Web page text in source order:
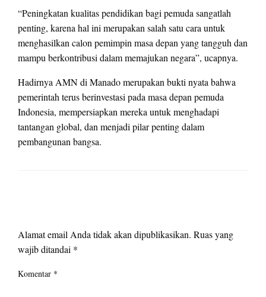
“Peningkatan kualitas pendidikan bagi pemuda sangatlah
penting, karena hal ini merupakan salah satu cara untuk
menghasilkan calon pemimpin masa depan yang tangguh dan
mampu berkontribusi dalam memajukan negara”, ucapnya.
Hadirnya AMN di Manado merupakan bukti nyata bahwa
pemerintah terus berinvestasi pada masa depan pemuda
Indonesia, mempersiapkan mereka untuk menghadapi
tantangan global, dan menjadi pilar penting dalam
pembangunan bangsa.
Alamat email Anda tidak akan dipublikasikan. Ruas yang
wajib ditandai *
Komentar *